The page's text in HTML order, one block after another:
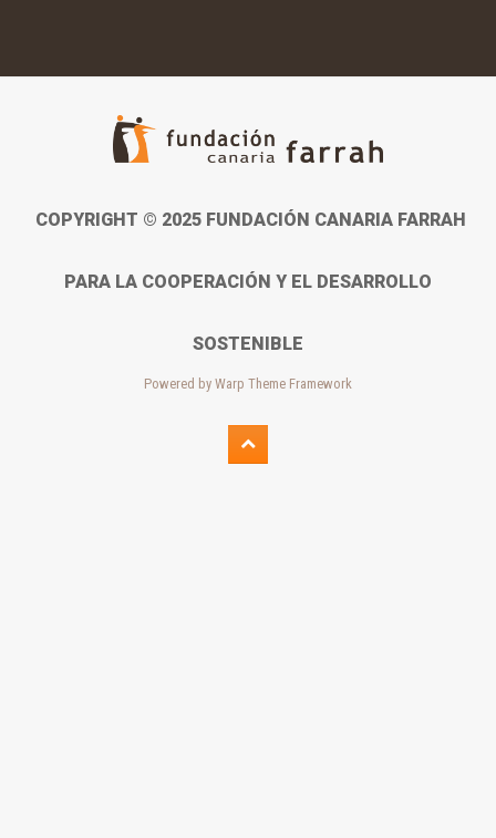
COPYRIGHT © 2025 FUNDACIÓN CANARIA FARRAH
PARA LA COOPERACIÓN Y EL DESARROLLO
SOSTENIBLE
Powered by Warp Theme Framework